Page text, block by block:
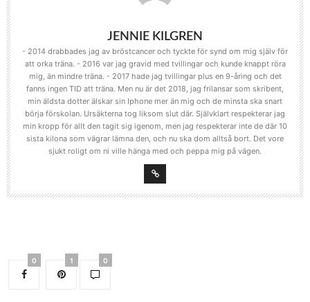
JENNIE KILGREN
- 2014 drabbades jag av bröstcancer och tyckte för synd om mig själv för
att orka träna. - 2016 var jag gravid med tvillingar och kunde knappt röra
mig, än mindre träna. - 2017 hade jag tvillingar plus en 9-åring och det
fanns ingen TID att träna. Men nu är det 2018, jag frilansar som skribent,
min äldsta dotter älskar sin Iphone mer än mig och de minsta ska snart
börja förskolan. Ursäkterna tog liksom slut där. Självklart respekterar jag
min kropp för allt den tagit sig igenom, men jag respekterar inte de där 10
sista kilona som vägrar lämna den, och nu ska dom alltså bort. Det vore
sjukt roligt om ni ville hänga med och peppa mig på vägen.
0 1 0